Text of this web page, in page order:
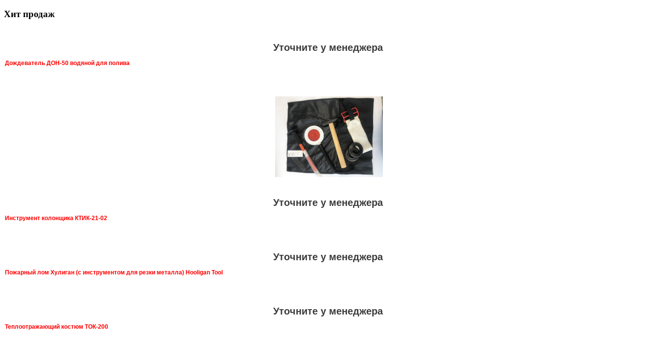
Хит продаж
Уточните у менеджера
Дождеватель ДОН-50 водяной для полива
Уточните у менеджера
Инструмент колонщика КТИК-21-02
Уточните у менеджера
Пожарный лом Хулиган (с инструментом для резки металла) Hooligan Tool
Уточните у менеджера
Теплоотражающий костюм ТОК-200